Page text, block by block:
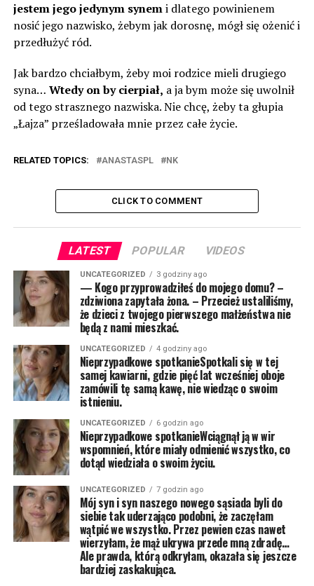
jestem jego jedynym synemi dlatego powinienem
nosić jego nazwisko, żebym jak dorosnę, mógł się ożenić i
przedłużyć ród.
Jak bardzo chciałbym, żeby moi rodzice mieli drugiego
syna… Wtedy on by cierpiał, a ja bym może się uwolnił
od tego strasznego nazwiska. Nie chcę, żeby ta głupia
„Łajza” prześladowała mnie przez całe życie.
RELATED TOPICS: ANASTASPL NK
CLICK TO COMMENT
LATEST POPULAR VIDEOS
UNCATEGORIZED 3 godziny ago
— Kogo przyprowadziłeś do mojego domu? –
zdziwiona zapytała żona. – Przecież ustaliliśmy,
że dzieci z twojego pierwszego małżeństwa nie
będą z nami mieszkać.
UNCATEGORIZED 4 godziny ago
Nieprzypadkowe spotkanieSpotkali się w tej
samej kawiarni, gdzie pięć lat wcześniej oboje
zamówili tę samą kawę, nie wiedząc o swoim
istnieniu.
UNCATEGORIZED 6 godzin ago
Nieprzypadkowe spotkanieWciągnął ją w wir
wspomnień, które miały odmienić wszystko, co
dotąd wiedziała o swoim życiu.
UNCATEGORIZED 7 godzin ago
Mój syn i syn naszego nowego sąsiada byli do
siebie tak uderzająco podobni, że zaczęłam
wątpić we wszystko. Przez pewien czas nawet
wierzyłam, że mąż ukrywa przede mną zdradę…
Ale prawda, którą odkryłam, okazała się jeszcze
bardziej zaskakująca.